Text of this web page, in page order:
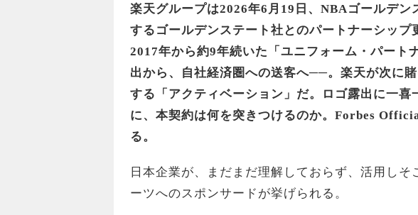
楽天グループは2026年6月19日、NBAゴールデ
するゴールデンステート社とのパートナーシップ
2017年から約9年続いた「ユニフォーム・パート
出から、自社経済圏への送客へ──。楽天が次に
する「アクティベーション」だ。ロゴ露出に一
に、本契約は何を突きつけるのか。Forbes
る。
日本企業が、まだまだ理解しておらず、活用し
ーツへのスポンサードが挙げられる。